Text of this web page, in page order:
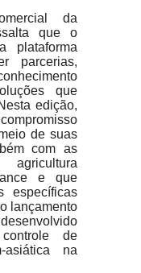
da
que o
plataforma
parcerias,
que
edição,
de suas
com as
e que
específicas
lançamento
de
asiática na